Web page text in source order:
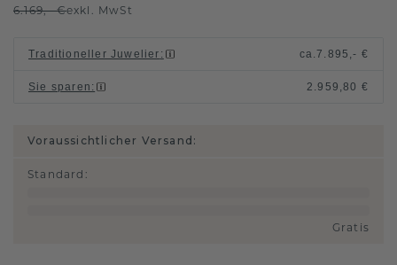
6.169,- €exkl. MwSt
Traditioneller Juwelier : ca.7.895,- €
Sie sparen : 2.959,80 €
Voraussichtlicher Versand:
Standard :
Gratis